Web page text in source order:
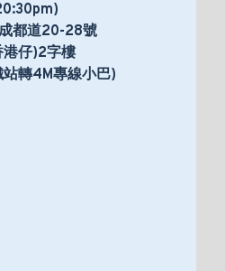
都道20-28號
仔)2字樓
轉4M專線小巴)